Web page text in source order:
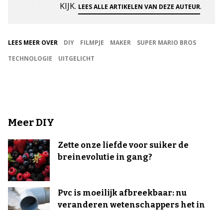
KIJK. LEES ALLE ARTIKELEN VAN DEZE AUTEUR.
LEES MEER OVER DIY FILMPJE MAKER
SUPER MARIO BROS
TECHNOLOGIE
UITGELICHT
Meer DIY
Zette onze liefde voor suiker de
breinevolutie in gang?
Pvc is moeilijk afbreekbaar: nu
veranderen wetenschappers het in